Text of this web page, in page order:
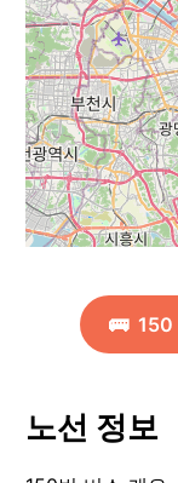
🚌 150
노선 정보